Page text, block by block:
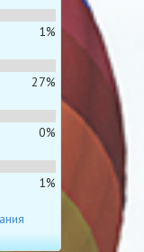
1%
27%
0%
1%